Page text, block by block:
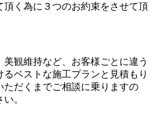
く為に３つのお約束をさせて頂
観維持など、お客様ごとに違う
ベストな施工プランと見積もり
ただくまでご相談に乗りますの
。